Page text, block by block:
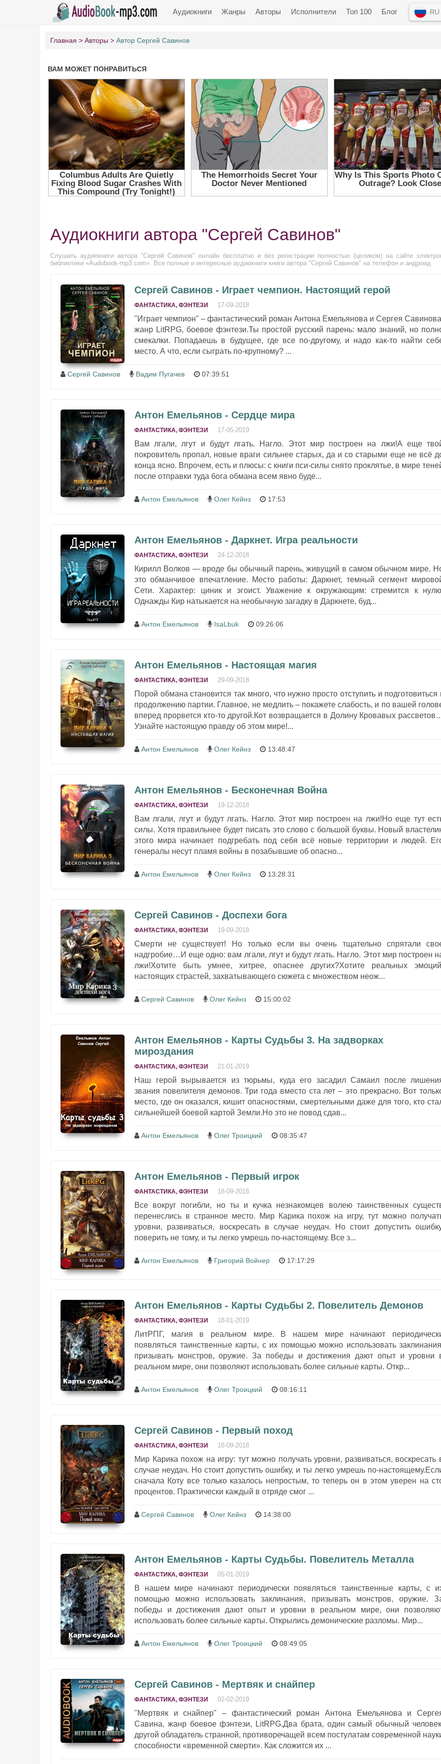
Аудиокниги Жанры Авторы Исполнители Топ 100 Блог RU
Главная Авторы Автор Сергей Савинов
Аудиокниги автора "Сергей Савинов"
Слушать аудиокниги автора "Сергей Савинов" онлайн бесплатно и без регистрации полностью (целиком) на сайте
библиотеки «Audobook-mp3.com». Все полные и интересные аудиокниги книги автора "Сергей Савинов" на телефон и андроид.
Сергей Савинов - Играет чемпион. Настоящий герой
ФАНТАСТИКА, ФЭНТЕЗИ 17-09-2018
"Играет чемпион" – фантастический роман Антона Емельянова и Сергея
жанр LitRPG, боевое фэнтези.Ты простой русский парень: мало знаний, но
смекалки. Попадаешь в будущее, где все по-другому, и надо как-то найти
место. А что, если сыграть по-крупному? ...
Сергей Савинов Вадим Пугачев 07:39:51
Антон Емельянов - Сердце мира
ФАНТАСТИКА, ФЭНТЕЗИ 17-05-2019
Вам лгали, лгут и будут лгать. Нагло. Этот мир построен на лжи!А еще
покровитель пропал, новые враги сильнее старых, да и со старыми еще не всё
конца ясно. Впрочем, есть и плюсы: с книги пси-силы снято проклятье, в мире
после отправки туда бога обмана всем явно буде...
Антон Емельянов Олег Кейнз 17:53
Антон Емельянов - Даркнет. Игра реальности
ФАНТАСТИКА, ФЭНТЕЗИ 24-12-2018
Кирилл Волков — вроде бы обычный парень, живущий в самом обычном мире.
это обманчивое впечатление. Место работы: Даркнет, темный сегмент
Сети. Характер: циник и эгоист. Уважение к окружающим: стремится к
Однажды Кир натыкается на необычную загадку в Даркнете, буд...
Антон Емельянов IsaLbuk 09:26:06
Антон Емельянов - Настоящая магия
ФАНТАСТИКА, ФЭНТЕЗИ 29-09-2018
Порой обмана становится так много, что нужно просто отступить и подготовиться
продолжению партии. Главное, не медлить – покажете слабость, и по вашей
вперед прорвется кто-то другой.Кот возвращается в Долину Кровавых
Узнайте настоящую правду об этом мире!...
Антон Емельянов Олег Кейнз 13:48:47
Антон Емельянов - Бесконечная Война
ФАНТАСТИКА, ФЭНТЕЗИ 19-12-2018
Вам лгали, лгут и будут лгать. Нагло. Этот мир построен на лжи!Но еще тут
силы. Хотя правильнее будет писать это слово с большой буквы. Новый
этого мира начинает подгребать под себя всё новые территории и людей.
генералы несут пламя войны в позабывшие об опасно...
Антон Емельянов Олег Кейнз 13:28:31
Сергей Савинов - Доспехи бога
ФАНТАСТИКА, ФЭНТЕЗИ 19-09-2018
Смерти не существует! Но только если вы очень тщательно спрятали
надгробие…И еще одно: вам лгали, лгут и будут лгать. Нагло. Этот мир построен
лжи!Хотите быть умнее, хитрее, опаснее других?Хотите реальных
настоящих страстей, захватывающего сюжета с множеством неож...
Сергей Савинов Олег Кейнз 15:00:02
Антон Емельянов - Карты Судьбы 3. На задворках
мироздания
ФАНТАСТИКА, ФЭНТЕЗИ 21-01-2019
Наш герой вырывается из тюрьмы, куда его засадил Самаил после
звания повелителя демонов. Три года вместо ста лет – это прекрасно. Вот
место, где он оказался, кишит опасностями, смертельными даже для того, кто
сильнейшей боевой картой Земли.Но это не повод сдав...
Антон Емельянов Олег Троицкий 08:35:47
Антон Емельянов - Первый игрок
ФАНТАСТИКА, ФЭНТЕЗИ 18-09-2018
Все вокруг погибли, но ты и кучка незнакомцев волею таинственных
перенеслись в странное место. Мир Карика похож на игру, тут можно
уровни, развиваться, воскресать в случае неудач. Но стоит допустить
поверить не тому, и ты легко умрешь по-настоящему. Все з...
Антон Емельянов Григорий Войнер 17:17:29
Антон Емельянов - Карты Судьбы 2. Повелитель Демонов
ФАНТАСТИКА, ФЭНТЕЗИ 18-01-2019
ЛитРПГ, магия в реальном мире. В нашем мире начинают
появляться таинственные карты, с их помощью можно использовать
призывать монстров, оружие. За победы и достижения дают опыт и уровни
реальном мире, они позволяют использовать более сильные карты. Откр...
Антон Емельянов Олег Троицкий 08:16:11
Сергей Савинов - Первый поход
ФАНТАСТИКА, ФЭНТЕЗИ 18-09-2018
Мир Карика похож на игру: тут можно получать уровни, развиваться, воскресать
случае неудач. Но стоит допустить ошибку, и ты легко умрешь по-
сначала Коту все только казалось непростым, то теперь он в этом уверен на
процентов. Практически каждый в отряде смог ...
Сергей Савинов Олег Кейнз 14:38:00
Антон Емельянов - Карты Судьбы. Повелитель Металла
ФАНТАСТИКА, ФЭНТЕЗИ 05-01-2019
В нашем мире начинают периодически появляться таинственные карты, с
помощью можно использовать заклинания, призывать монстров, оружие.
победы и достижения дают опыт и уровни в реальном мире, они
использовать более сильные карты. Открылись демонические разломы. Мир...
Антон Емельянов Олег Троицкий 08:49:05
Сергей Савинов - Мертвяк и снайпер
ФАНТАСТИКА, ФЭНТЕЗИ 02-02-2019
"Мертвяк и снайпер" – фантастический роман Антона Емельянова и
Савина, жанр боевое фэнтези, LitRPG.Два брата, один самый обычный
другой обладатель странной, противоречащей всем постулатам современной
способности «временной смерти». Как сложится их ...